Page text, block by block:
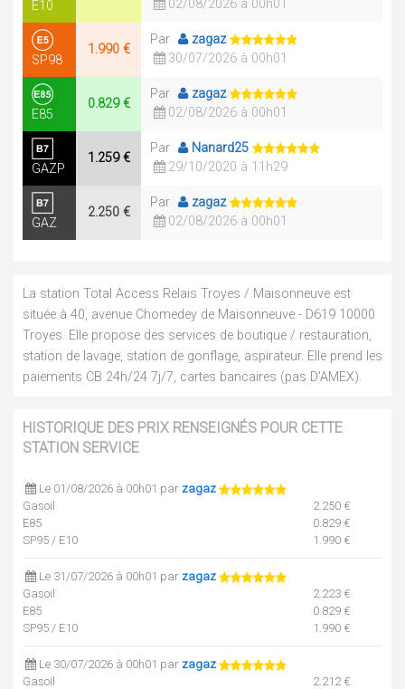
E10
02/08/2026 à 00h01
SP98
1.990 €
Par
zagaz
30/07/2026 à 00h01
E85
0.829 €
Par
zagaz
02/08/2026 à 00h01
GAZP
1.259 €
Par
Nanard25
29/10/2020 à 11h29
GAZ
2.250 €
Par
zagaz
02/08/2026 à 00h01
La station Total Access Relais Troyes / Maisonneuve est
située à 40, avenue Chomedey de Maisonneuve - D619 10000
Troyes. Elle propose des services de boutique / restauration,
station de lavage, station de gonflage, aspirateur. Elle prend les
paiements CB 24h/24 7j/7, cartes bancaires (pas D'AMEX).
HISTORIQUE DES PRIX RENSEIGNÉS POUR CETTE
STATION SERVICE
Le 01/08/2026 à 00h01 par zagaz
Gasoil
2.250 €
E85
0.829 €
SP95 / E10
1.990 €
Le 31/07/2026 à 00h01 par zagaz
Gasoil
2.223 €
E85
0.829 €
SP95 / E10
1.990 €
Le 30/07/2026 à 00h01 par zagaz
Gasoil
2.212 €